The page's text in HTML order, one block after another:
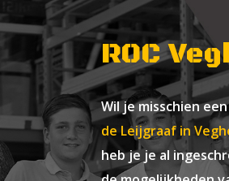
ROC
Wil je misschien
de Leijgraaf in
heb je je al